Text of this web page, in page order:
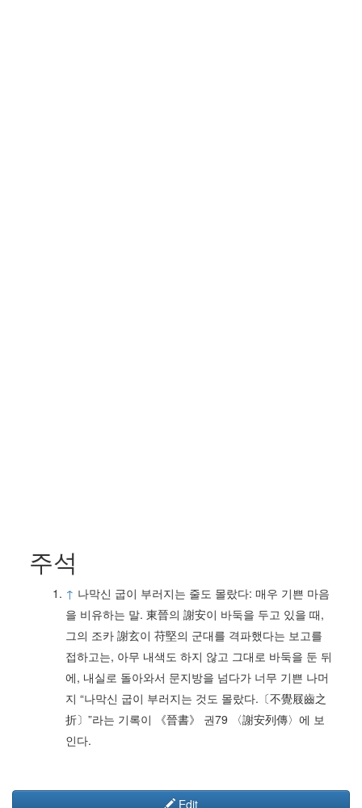
주석
↑ 나막신 굽이 부러지는 줄도 몰랐다: 매우 기쁜 마음
을 비유하는 말. 東晉의 謝安이 바둑을 두고 있을 때,
그의 조카 謝玄이 苻堅의 군대를 격파했다는 보고를
접하고는, 아무 내색도 하지 않고 그대로 바둑을 둔 뒤
에, 내실로 돌아와서 문지방을 넘다가 너무 기쁜 나머
지 “나막신 굽이 부러지는 것도 몰랐다.〔不覺屐齒之
折〕”라는 기록이 《晉書》 권79 〈謝安列傳〉에 보
인다.
Edit